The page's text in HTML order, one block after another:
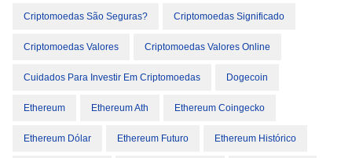
Criptomoedas São Seguras? Criptomoedas Significado
Criptomoedas Valores Criptomoedas Valores Online
Cuidados Para Investir Em Criptomoedas Dogecoin
Ethereum Ethereum Ath Ethereum Coingecko
Ethereum Dólar Ethereum Futuro Ethereum Histórico